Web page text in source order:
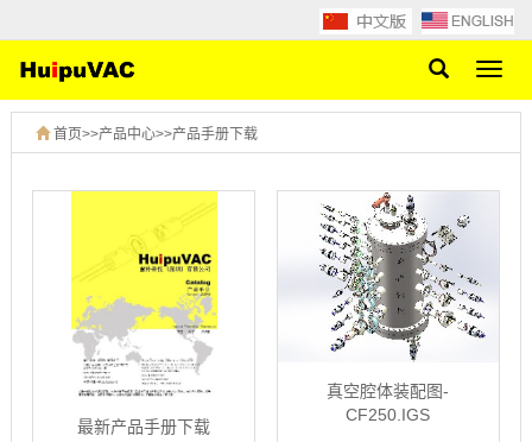
网
导
首页>>产品中心>>产品手册下载
最新产品手册下载
真空腔体装配图-
CF250.IGS